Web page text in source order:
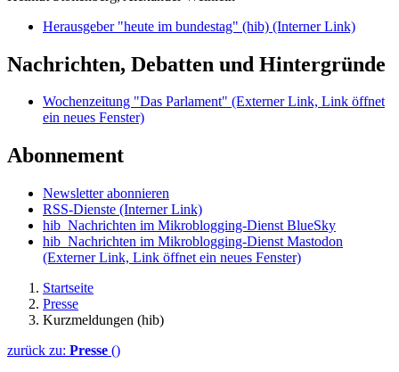
Herausgeber "heute im bundestag" (hib) (Interner Link)
Nachrichten, Debatten und Hintergründe
Wochenzeitung "Das Parlament" (Externer Link, Link öffnet
ein neues Fenster)
Abonnement
Newsletter abonnieren
RSS-Dienste (Interner Link)
hib_Nachrichten im Mikroblogging-Dienst BlueSky
hib_Nachrichten im Mikroblogging-Dienst Mastodon
(Externer Link, Link öffnet ein neues Fenster)
Startseite
Presse
Kurzmeldungen (hib)
zurück zu: Presse ()